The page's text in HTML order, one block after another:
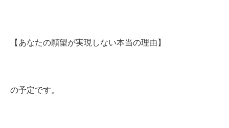
【あなたの願望が実現しない本当の理由】
の予定です。